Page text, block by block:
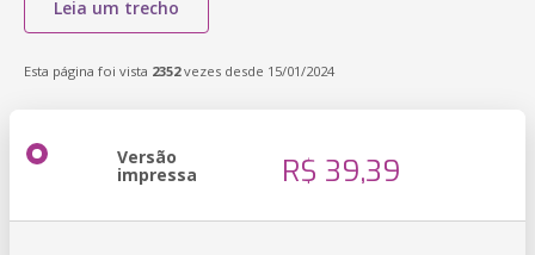
Leia um trecho
Esta página foi vista 2352vezes desde 15/01/2024
Versão
impressa R$ 39,39